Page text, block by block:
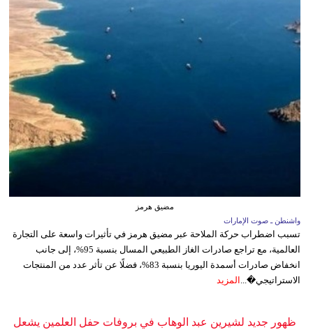
مضيق هرمز
واشنطن ـ صوت الإمارات
تسبب اضطراب حركة الملاحة عبر مضيق هرمز في تأثيرات واسعة على التجارة
العالمية، مع تراجع صادرات الغاز الطبيعي المسال بنسبة 95%، إلى جانب
انخفاض صادرات أسمدة اليوريا بنسبة 83%، فضلًا عن تأثر عدد من المنتجات
الاستراتيجي�... المزيد
ظهور جديد لشيرين عبد الوهاب في بروفات حفل العلمين يشعل